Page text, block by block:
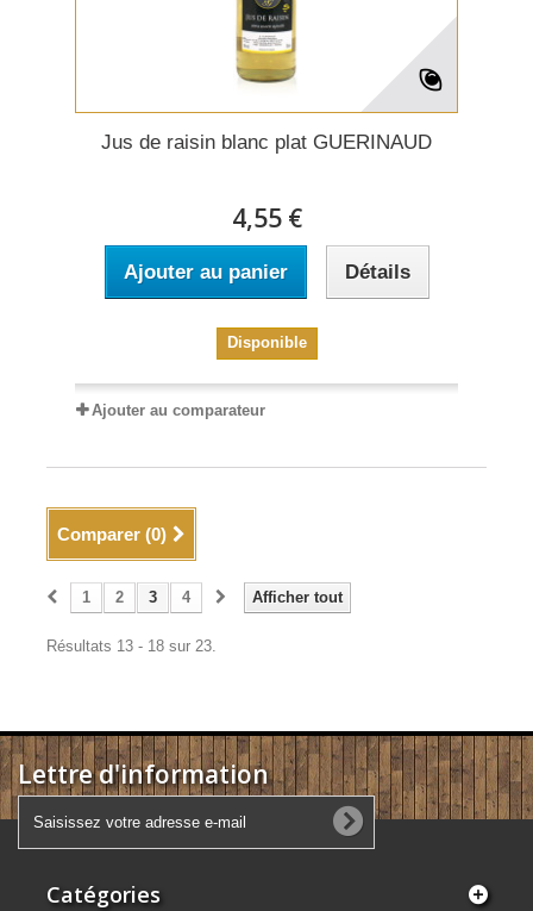
Jus de raisin blanc plat GUERINAUD
4,55 €
Ajouter au panier Détails
Disponible
Ajouter au comparateur
Comparer (0)
Afficher tout
1 2 3 4
Résultats 13 - 18 sur 23.
Lettre d'information
Catégories